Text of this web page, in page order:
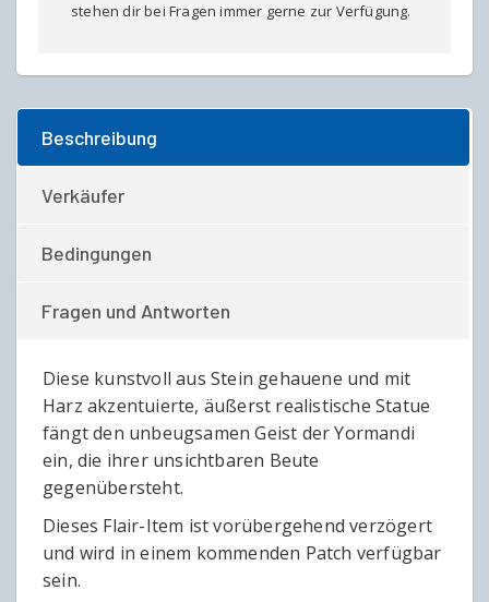
stehen dir bei Fragen immer gerne zur Verfügung.
Beschreibung
Verkäufer
Bedingungen
Fragen und Antworten
Diese kunstvoll aus Stein gehauene und mit
Harz akzentuierte, äußerst realistische Statue
fängt den unbeugsamen Geist der Yormandi
ein, die ihrer unsichtbaren Beute
gegenübersteht.
Dieses Flair-Item ist vorübergehend verzögert
und wird in einem kommenden Patch verfügbar
sein.